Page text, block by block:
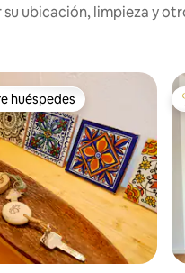
ubicación, limpieza y
5, 26 reseñas
preferido
huéspedes